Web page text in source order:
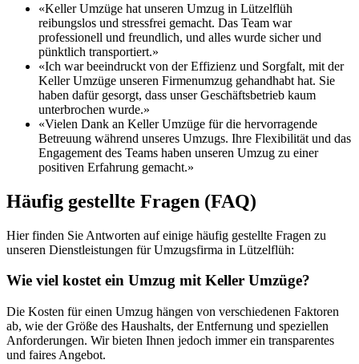
«Keller Umzüge hat unseren Umzug in Lützelflüh
reibungslos und stressfrei gemacht. Das Team war
professionell und freundlich, und alles wurde sicher und
pünktlich transportiert.»
«Ich war beeindruckt von der Effizienz und Sorgfalt, mit der
Keller Umzüge unseren Firmenumzug gehandhabt hat. Sie
haben dafür gesorgt, dass unser Geschäftsbetrieb kaum
unterbrochen wurde.»
«Vielen Dank an Keller Umzüge für die hervorragende
Betreuung während unseres Umzugs. Ihre Flexibilität und das
Engagement des Teams haben unseren Umzug zu einer
positiven Erfahrung gemacht.»
Häufig gestellte Fragen (FAQ)
Hier finden Sie Antworten auf einige häufig gestellte Fragen zu
unseren Dienstleistungen für Umzugsfirma in Lützelflüh:
Wie viel kostet ein Umzug mit Keller Umzüge?
Die Kosten für einen Umzug hängen von verschiedenen Faktoren
ab, wie der Größe des Haushalts, der Entfernung und speziellen
Anforderungen. Wir bieten Ihnen jedoch immer ein transparentes
und faires Angebot.